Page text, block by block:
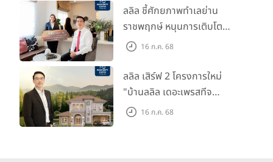
ปันผลทั้งปี 2567 รวม 0.34
บาท/หุ้น
ลลิล ชี้ศักยภาพทำเลย่าน
ราชพฤกษ์ หนุนการเติบโต
ตลาดที่อยู่อาศัย พร้อมเปิดตัว
ราชพฤกษ์-345" มูลค่า 600
ลบ.
16 ก.ค. 68
ลลิล เสิร์ฟ 2 โครงการใหม่
"บ้านลลิล เดอะเพรสทีจ
ราชบุรี" และ "ไลโอ ราชบุรี"
16 ก.ค. 68